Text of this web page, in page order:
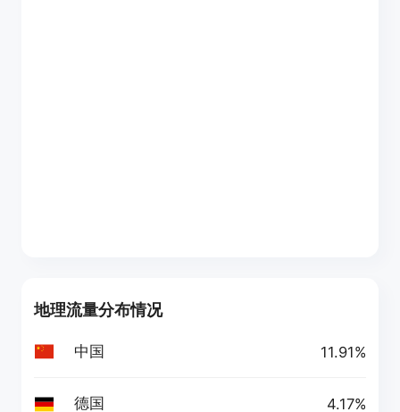
地理流量分布情况
中国 11.91%
德国 4.17%